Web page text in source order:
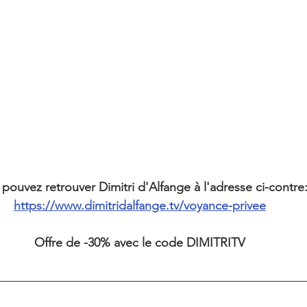
pouvez retrouver Dimitri d'Alfange à l'adresse ci-contre:
https://www.dimitridalfange.tv/voyance-privee
Offre de -30% avec le code DIMITRITV